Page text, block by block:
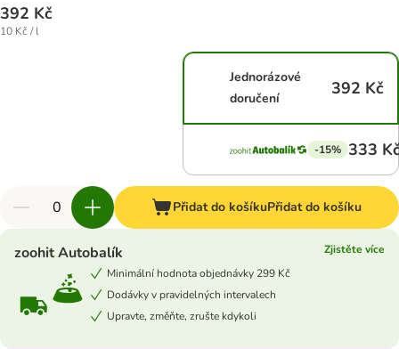
392 Kč
10 Kč / l
Jednorázové
doručení
392 Kč
-15% 333
Přidat do košíkuPřidat do košíku
zoohit Autobalík
Zjistěte více
Minimální hodnota objednávky 299 Kč
Dodávky v pravidelných intervalech
Upravte, změňte, zrušte kdykoli